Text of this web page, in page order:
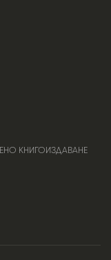
КНИГОИЗДАВАНЕ